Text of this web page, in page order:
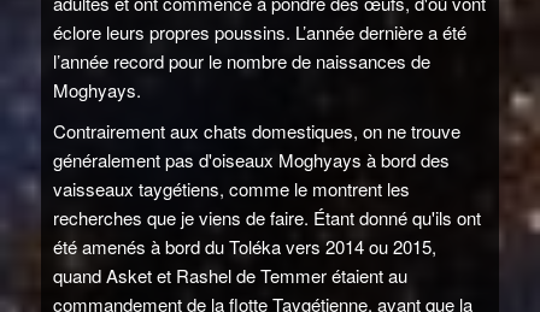
éclore leurs propres poussins. L’année dernière a été
l’année record pour le nombre de naissances de
Moghyays.
Contrairement aux chats domestiques, on ne trouve
généralement pas d'oiseaux Moghyays à bord des
vaisseaux taygétiens, comme le montrent les
recherches que je viens de faire. Étant donné qu'ils ont
été amenés à bord du Toléka vers 2014 ou 2015,
quand Asket et Rashel de Temmer étaient au
commandement de la flotte Taygétienne, avant que la